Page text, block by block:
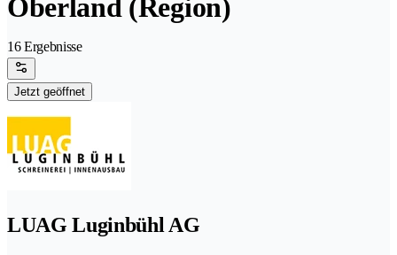
Oberland (Region)
16 Ergebnisse
Jetzt geöffnet
LUAG Luginbühl AG